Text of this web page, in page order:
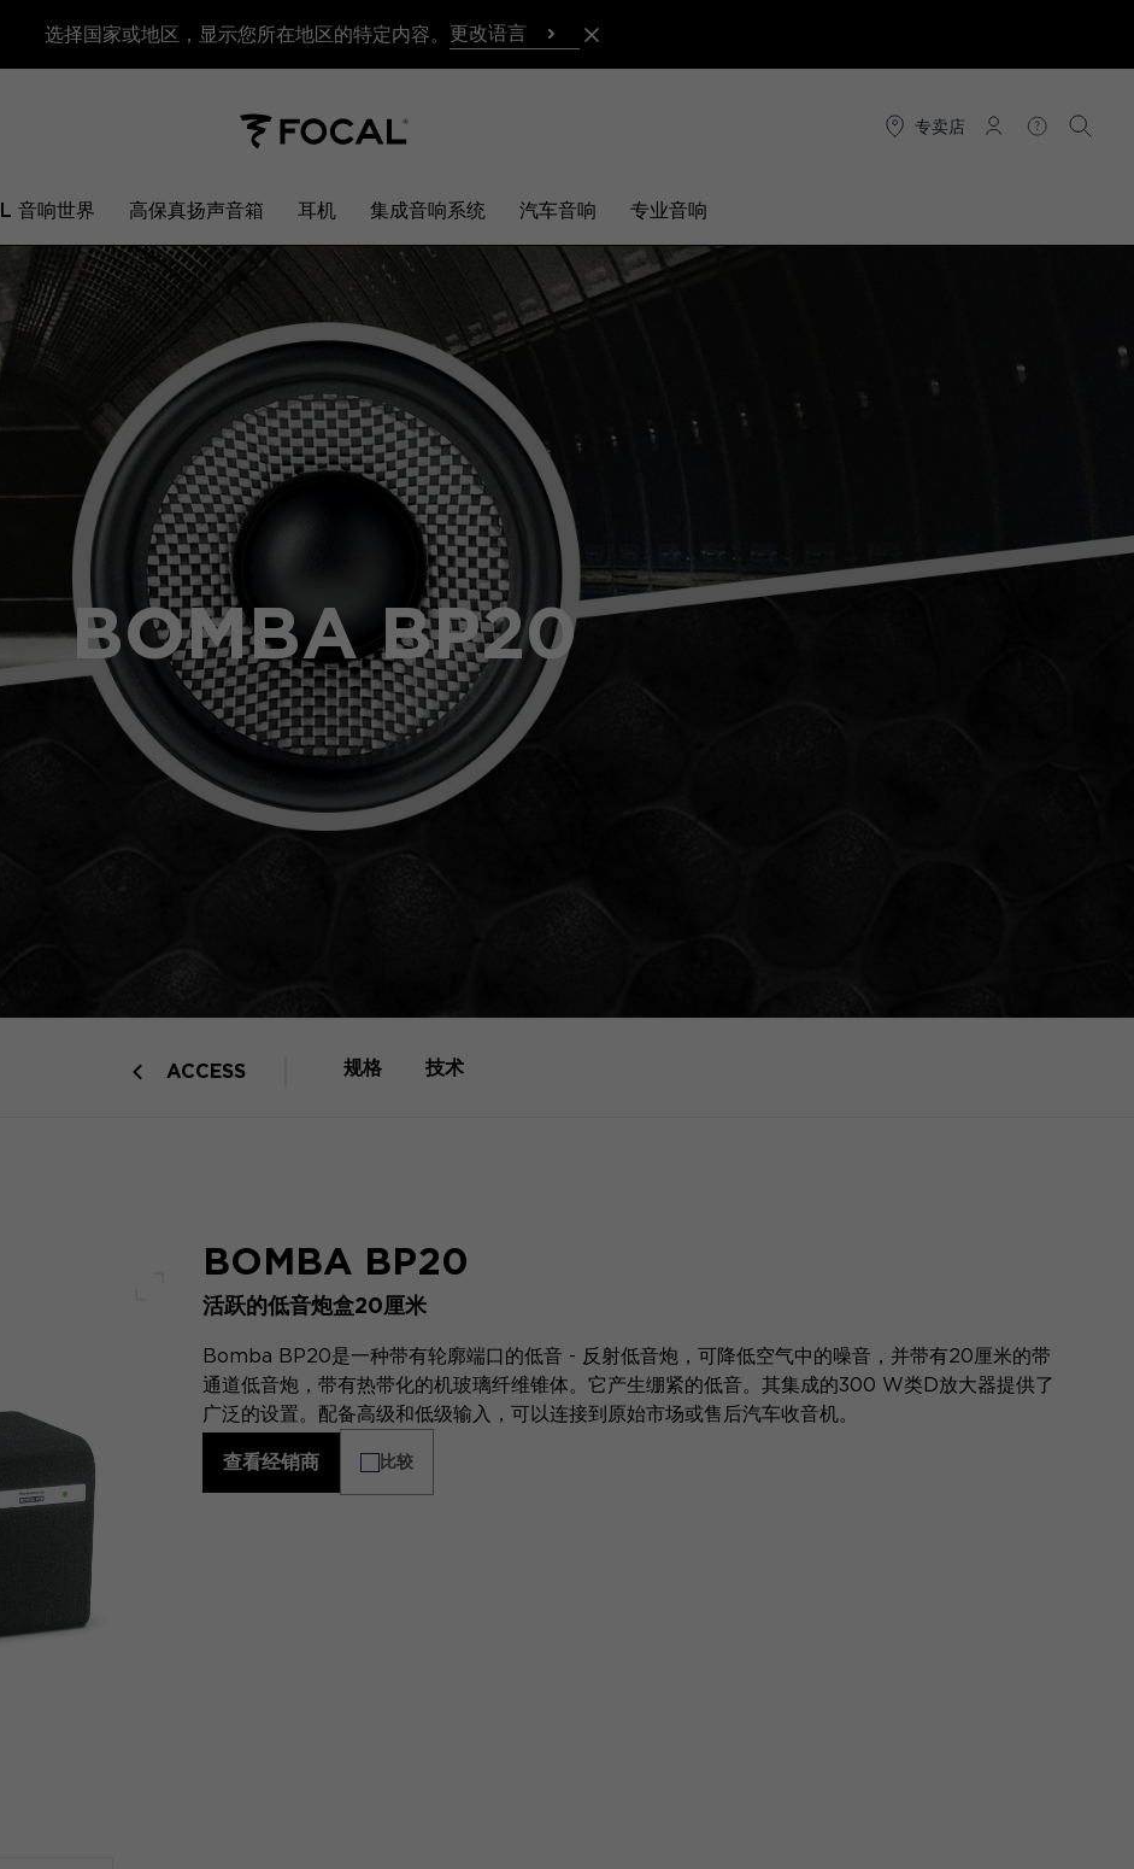
选择国家或地区，显示您所在地区的特定内容。 更改语言
专卖店
连接 帮助 搜索
音响世界 高保真扬声音箱 耳机 集成音响系统 汽车音响 专业音响
BOMBA BP20
ACCESS 规格 技术
全屏幕
BOMBA BP20
活跃的低音炮盒20厘米
Bomba BP20是一种带有轮廓端口的低音 - 反射低音炮，可降低空气中的噪音，并带有20厘米的带
通道低音炮，带有热带化的机玻璃纤维锥体。它产生绷紧的低音。其集成的300 W类D放大器提供了
广泛的设置。配备高级和低级输入，可以连接到原始市场或售后汽车收音机。
查看经销商 比较